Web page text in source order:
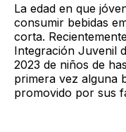
La edad en que
consumir bebidas
corta.
Integración Juvenil
2023 de niños de
primera vez alguna
promovido por sus